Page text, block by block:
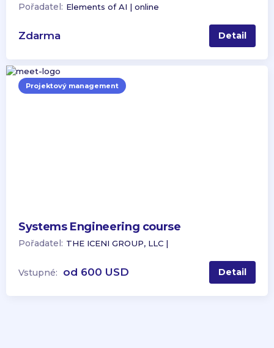
Pořadatel: Elements of AI | online
Zdarma Detail
Systems Engineering course
Projektový management
Pořadatel: THE ICENI GROUP, LLC |
Vstupné: od 600 USD Detail